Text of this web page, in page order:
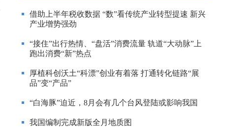
借助上半年税收数据 “数”看传统产业转型提速 新兴
产业增势强劲
“接住”出行热情、“盘活”消费流量 轨道“大动脉”上
跑出消费“新”热点
厚植科创沃土“科漂”创业有着落 打通转化链路“展
品”变“产品”
“白海豚”迫近，8月会有几个台风登陆或影响我国
我国编制完成新版全月地质图